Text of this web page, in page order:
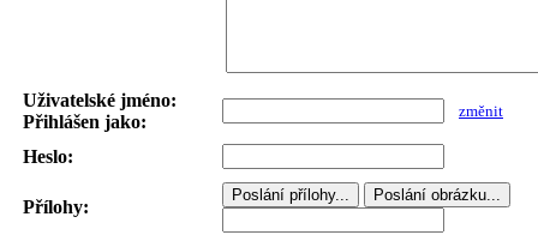
Uživatelské jméno:
Přihlášen jako:
změnit
Heslo:
Přílohy: